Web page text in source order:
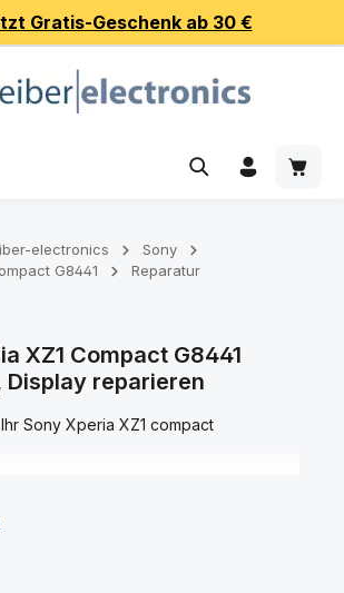
Gratis-Geschenk ab 30 €
electronics
Sony
G8441
Reparatur
XZ1 Compact G8441
Display reparieren
Sony Xperia XZ1 compact
und können diese nicht selbst